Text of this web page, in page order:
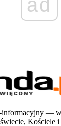
ad
informacyjny —
Kościele